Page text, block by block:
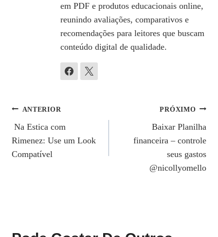
em PDF e produtos educacionais online,
reunindo avaliações, comparativos e
recomendações para leitores que buscam
conteúdo digital de qualidade.
Navegação
De
Post
ANTERIOR
Na Estica com
Rimenez: Use um Look
Compatível
PRÓXIMO
Baixar Planilha
financeira – controle
seus gastos
@nicollyomello